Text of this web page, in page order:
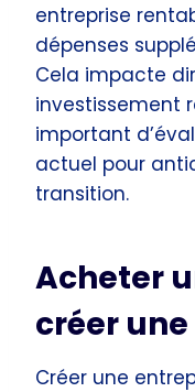
entreprise
dépenses
Cela impacte
investissement
important
actuel pour
transition.
Acheter
créer
Créer une